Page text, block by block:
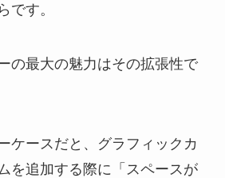
です。
の最大の魅力はその拡張性で
ケースだと、グラフィックカ
を追加する際に「スペースが